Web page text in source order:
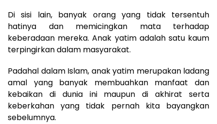
Di sisi lain, banyak orang yang tidak tersentuh
hatinya dan memicingkan mata terhadap
keberadaan mereka. Anak yatim adalah satu kaum
terpingirkan dalam masyarakat.
Padahal dalam Islam, anak yatim merupakan ladang
amal yang banyak membuahkan manfaat dan
kebaikan di dunia ini maupun di akhirat serta
keberkahan yang tidak pernah kita bayangkan
sebelumnya.